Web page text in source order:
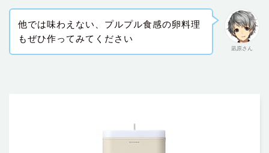
凪原さん
他では味わえない、プルプル食感の卵料理
もぜひ作ってみてください